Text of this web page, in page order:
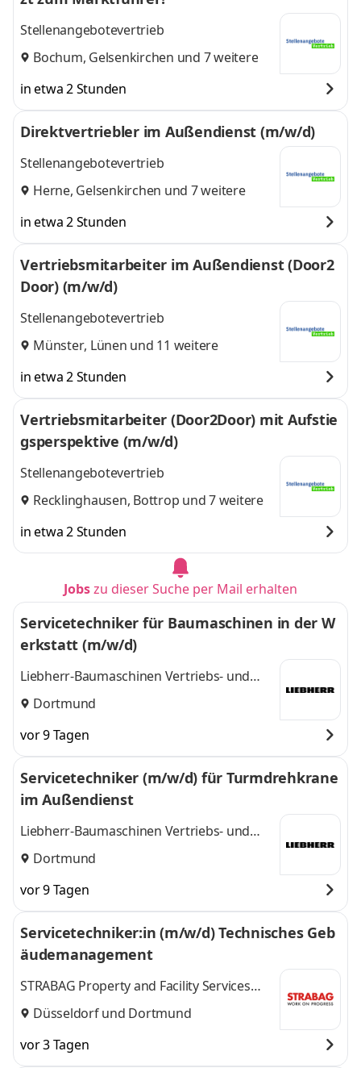
Stellenangebotevertrieb
Bochum, Gelsenkirchen und 7 weitere
in etwa 2 Stunden
Direktvertriebler im Außendienst (m/w/d)
Stellenangebotevertrieb
Herne, Gelsenkirchen und 7 weitere
in etwa 2 Stunden
Vertriebsmitarbeiter im Außendienst (Door2
Door) (m/w/d)
Stellenangebotevertrieb
Münster, Lünen und 11 weitere
in etwa 2 Stunden
Vertriebsmitarbeiter (Door2Door) mit Aufstie
gsperspektive (m/w/d)
Stellenangebotevertrieb
Recklinghausen, Bottrop und 7 weitere
in etwa 2 Stunden
Jobszu dieser Suche per Mail erhalten
Servicetechniker für Baumaschinen in der W
erkstatt (m/w/d)
Liebherr-Baumaschinen Vertriebs- und
Service GmbH
Dortmund
vor 9 Tagen
Servicetechniker (m/w/d) für Turmdrehkrane
im Außendienst
Liebherr-Baumaschinen Vertriebs- und
Service GmbH
Dortmund
vor 9 Tagen
Servicetechniker:in (m/w/d) Technisches Geb
äudemanagement
STRABAG Property and Facility Services
GmbH
Düsseldorfund Dortmund
vor 3 Tagen